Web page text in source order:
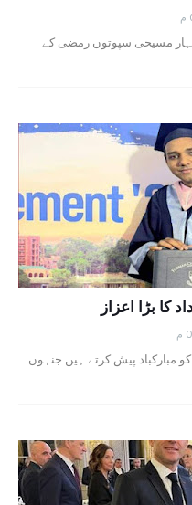
مسیحی سپوتوں رمضی کے
بڑا اعزاز
مبارکباد پیش کرتے ہیں جنہوں